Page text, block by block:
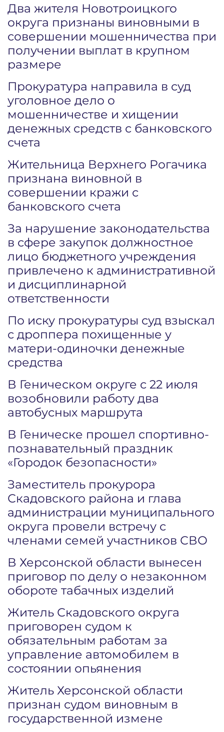
Два жителя Новотроицкого
округа признаны виновными в
совершении мошенничества при
получении выплат в крупном
размере
Прокуратура направила в суд
уголовное дело о
мошенничестве и хищении
денежных средств с банковского
счета
Жительница Верхнего Рогачика
признана виновной в
совершении кражи с
банковского счета
За нарушение законодательства
в сфере закупок должностное
лицо бюджетного учреждения
привлечено к административной
и дисциплинарной
ответственности
По иску прокуратуры суд взыскал
с дроппера похищенные у
матери-одиночки денежные
средства
В Геническом округе с 22 июля
возобновили работу два
автобусных маршрута
В Геническе прошел спортивно-
познавательный праздник
«Городок безопасности»
Заместитель прокурора
Скадовского района и глава
администрации муниципального
округа провели встречу с
членами семей участников СВО
В Херсонской области вынесен
приговор по делу о незаконном
обороте табачных изделий
Житель Скадовского округа
приговорен судом к
обязательным работам за
управление автомобилем в
состоянии опьянения
Житель Херсонской области
признан судом виновным в
государственной измене